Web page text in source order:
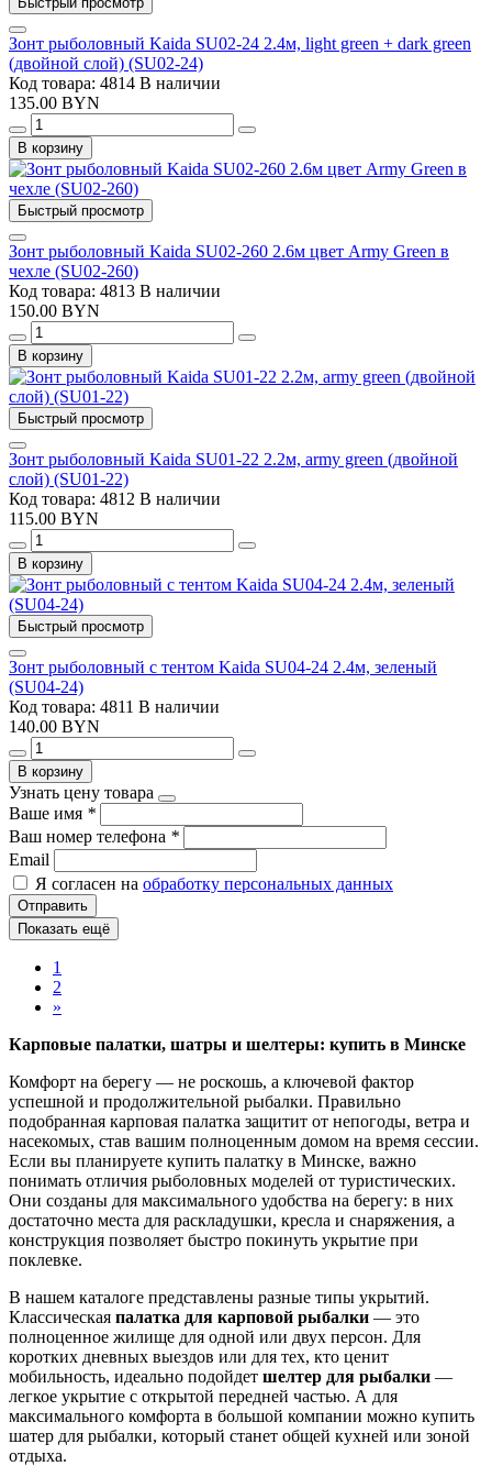
Зонт рыболовный Kaida SU02-24 2.4м, light green + dark green
(двойной слой) (SU02-24)
Код товара: 4814 В наличии
135.00 BYN
В корзину
Быстрый просмотр
Зонт рыболовный Kaida SU02-260 2.6м цвет Army Green в
чехле (SU02-260)
Код товара: 4813 В наличии
150.00 BYN
В корзину
Быстрый просмотр
Зонт рыболовный Kaida SU01-22 2.2м, army green (двойной
слой) (SU01-22)
Код товара: 4812 В наличии
115.00 BYN
В корзину
Быстрый просмотр
Зонт рыболовный с тентом Kaida SU04-24 2.4м, зеленый
(SU04-24)
Код товара: 4811 В наличии
140.00 BYN
В корзину
Узнать цену товара
Ваше имя *
Ваш номер телефона *
Email
Я согласен на обработку персональных данных
Отправить
Показать ещё
1
2
»
Карповые палатки, шатры и шелтеры: купить в Минске
Комфорт на берегу — не роскошь, а ключевой фактор
успешной и продолжительной рыбалки. Правильно
подобранная карповая палатка защитит от непогоды, ветра и
насекомых, став вашим полноценным домом на время сессии.
Если вы планируете купить палатку в Минске, важно
понимать отличия рыболовных моделей от туристических.
Они созданы для максимального удобства на берегу: в них
достаточно места для раскладушки, кресла и снаряжения, а
конструкция позволяет быстро покинуть укрытие при
поклевке.
В нашем каталоге представлены разные типы укрытий.
Классическая палатка для карповой рыбалки — это
полноценное жилище для одной или двух персон. Для
коротких дневных выездов или для тех, кто ценит
мобильность, идеально подойдет шелтер для рыбалки —
легкое укрытие с открытой передней частью. А для
максимального комфорта в большой компании можно купить
шатер для рыбалки, который станет общей кухней или зоной
отдыха.